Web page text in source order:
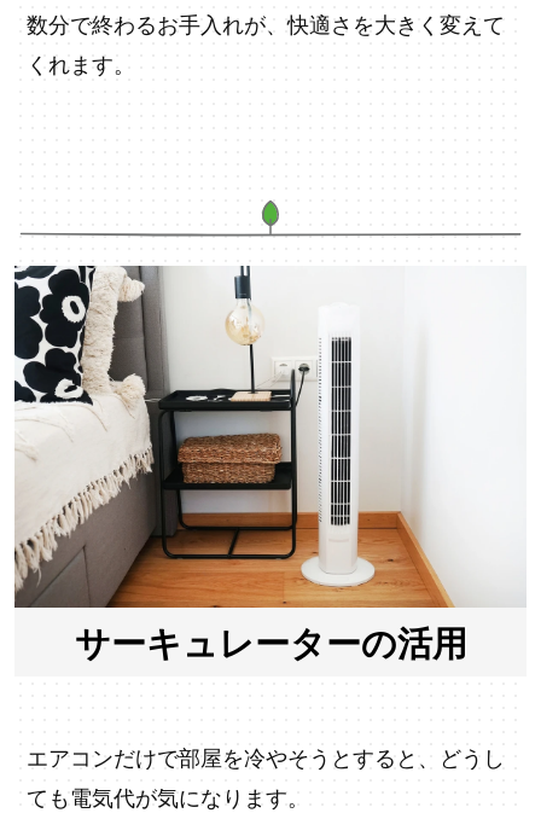
数分で終わるお手入れが、快適さを大きく変えて
くれます。
サーキュレーターの活用
エアコンだけで部屋を冷やそうとすると、どうし
ても電気代が気になります。